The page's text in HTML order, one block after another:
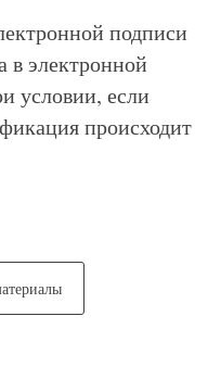
подписи
в электронной
условии, если
происходит